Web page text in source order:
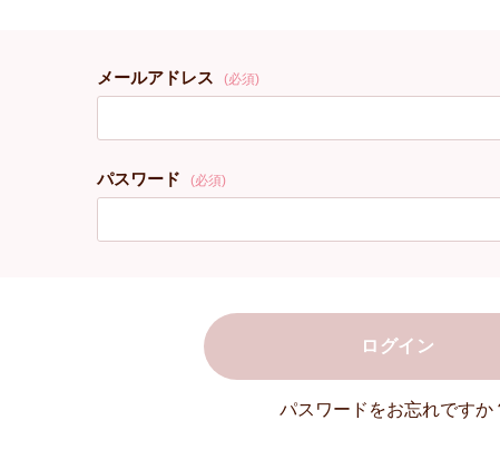
メールアドレス (必須)
パスワード (必須)
ログイン
パスワードをお忘れですか